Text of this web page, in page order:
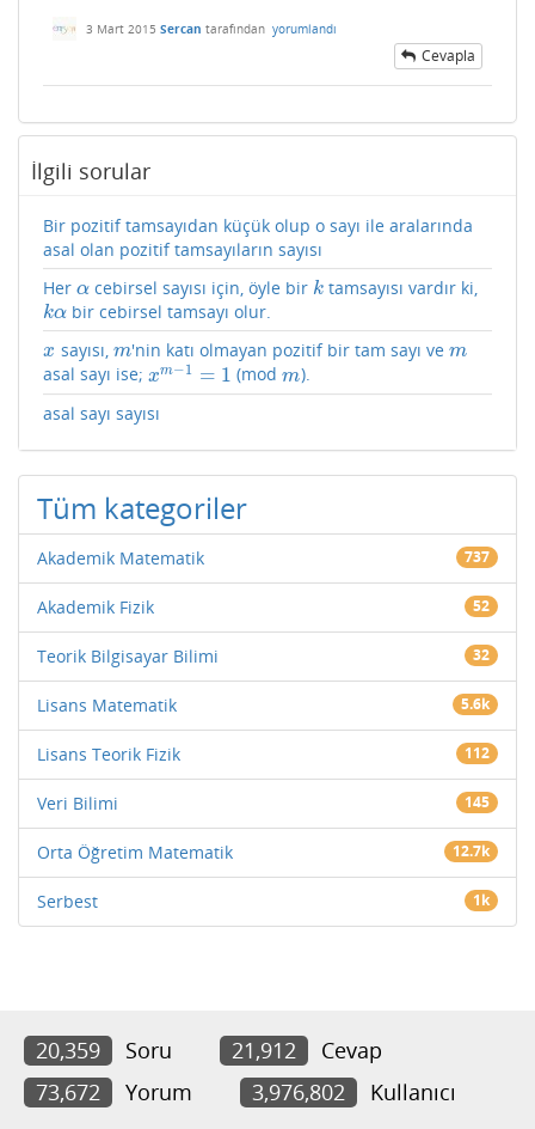
3 Mart 2015 Sercan tarafından yorumlandı
Cevapla
İlgili sorular
Bir pozitif tamsayıdan küçük olup o sayı ile aralarında
asal olan pozitif tamsayıların sayısı
Her α
α cebirsel sayısı için, öyle bir k
k tamsayısı vardır ki,
kα
kα bir cebirsel tamsayı olur.
x
x sayısı, m
m'nin katı olmayan pozitif bir tam sayı ve m
m
asal sayı ise; xm−1 = 1
xm−1= 1 (modm
m).
asal sayı sayısı
Tüm kategoriler
Akademik Matematik 737
Akademik Fizik 52
Teorik Bilgisayar Bilimi 32
Lisans Matematik 5.6k
Lisans Teorik Fizik 112
Veri Bilimi 145
Orta Öğretim Matematik 12.7k
Serbest 1k
20,359 Soru 21,912
Cevap
73,672
Yorum 3,976,802 Kullanıcı